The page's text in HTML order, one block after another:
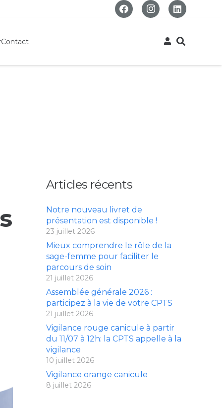
Contact
Articles récents
Notre nouveau livret de
présentation est disponible !
23 juillet 2026
Mieux comprendre le rôle de la
sage-femme pour faciliter le
parcours de soin
21 juillet 2026
Assemblée générale 2026 :
participez à la vie de votre CPTS
21 juillet 2026
Vigilance rouge canicule à partir
du 11/07 à 12h: la CPTS appelle à la
vigilance
10 juillet 2026
Vigilance orange canicule
8 juillet 2026